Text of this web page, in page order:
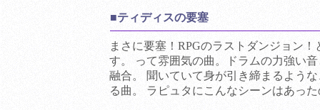
■ティディスの要塞
まさに要塞！RPGのラストダンジョン
す。 って雰囲気の曲。ドラムの力強い
融合。 聞いていて身が引き締まるよう
る曲。 ラピュタにこんなシーンはあっ